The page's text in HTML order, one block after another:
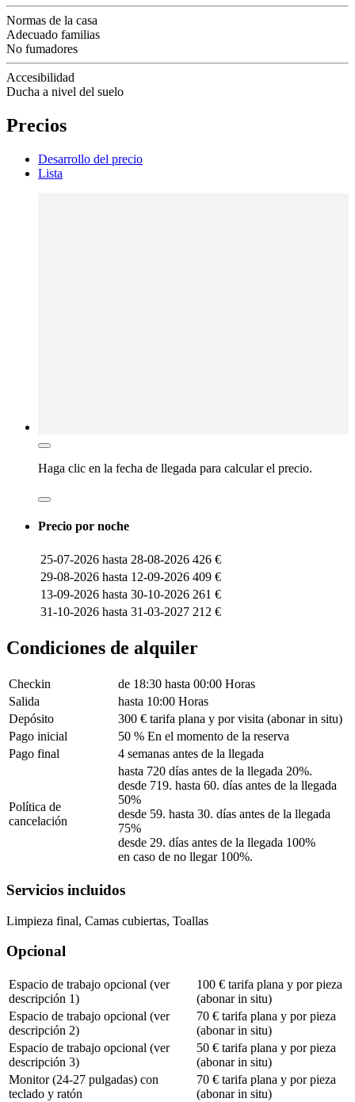
Normas de la casa
Adecuado familias
No fumadores
Accesibilidad
Ducha a nivel del suelo
Precios
Desarrollo del precio
Lista
Haga clic en la fecha de llegada para calcular el precio.
Precio por noche
25-07-2026 hasta 28-08-2026 426 €
29-08-2026 hasta 12-09-2026 409 €
13-09-2026 hasta 30-10-2026 261 €
31-10-2026 hasta 31-03-2027 212 €
Condiciones de alquiler
Checkin
de 18:30 hasta 00:00 Horas
Salida
hasta 10:00 Horas
Depósito
300 € tarifa plana y por visita (abonar in situ)
Pago inicial
50 % En el momento de la reserva
Pago final
4 semanas antes de la llegada
Política de
cancelación
hasta 720 días antes de la llegada 20%.
desde 719. hasta 60. días antes de la llegada
50%
desde 59. hasta 30. días antes de la llegada
75%
desde 29. días antes de la llegada 100%
en caso de no llegar 100%.
Servicios incluidos
Limpieza final, Camas cubiertas, Toallas
Opcional
Espacio de trabajo opcional (ver
descripción 1)
100 € tarifa plana y por pieza
(abonar in situ)
Espacio de trabajo opcional (ver
descripción 2)
70 € tarifa plana y por pieza
(abonar in situ)
Espacio de trabajo opcional (ver
descripción 3)
50 € tarifa plana y por pieza
(abonar in situ)
Monitor (24-27 pulgadas) con
teclado y ratón
70 € tarifa plana y por pieza
(abonar in situ)